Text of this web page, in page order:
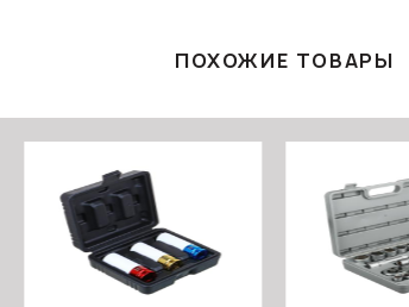
ПОХОЖИЕ ТОВАРЫ